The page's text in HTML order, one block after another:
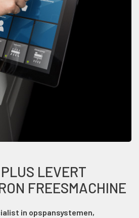
LEVERT
FREESMACHINE
in opspansystemen,